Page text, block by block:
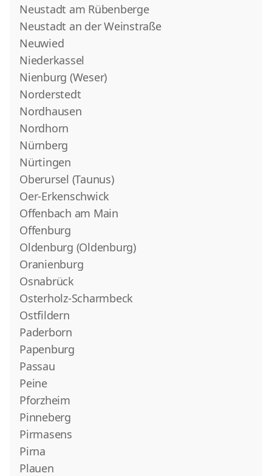
Neustadt am Rübenberge
Neustadt an der Weinstraße
Neuwied
Niederkassel
Nienburg (Weser)
Norderstedt
Nordhausen
Nordhorn
Nürnberg
Nürtingen
Oberursel (Taunus)
Oer-Erkenschwick
Offenbach am Main
Offenburg
Oldenburg (Oldenburg)
Oranienburg
Osnabrück
Osterholz-Scharmbeck
Ostfildern
Paderborn
Papenburg
Passau
Peine
Pforzheim
Pinneberg
Pirmasens
Pirna
Plauen